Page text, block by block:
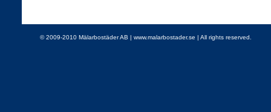
© 2009-2010 Mälarbostäder AB | www.malarbostader.se | All rights reserved.